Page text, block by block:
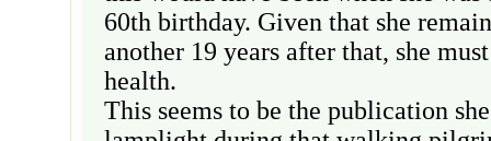
60th birthday. Given that she
another 19 years after that, she
health.
This seems to be the publication